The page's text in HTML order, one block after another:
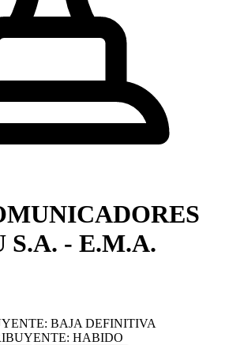
S.A. - E.M.A.
BAJA DEFINITIVA
HABIDO